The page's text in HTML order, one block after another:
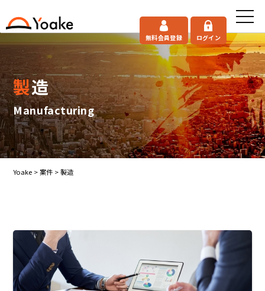
無料会員登録 ログイン
製造
Manufacturing
Yoake >案件 >製造